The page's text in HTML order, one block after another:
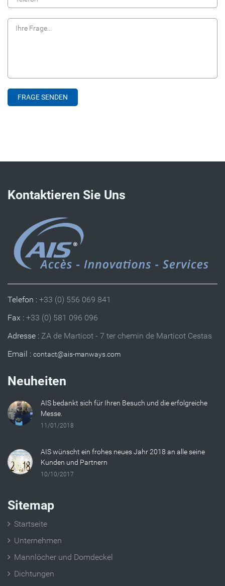
Kontaktieren Sie Uns
Telefon : +33 (0) 556 069 841
Fax : +33 (0) 581 096 096
Adresse : ZA de Marticot - 7 ter chemin de Marticot Cestas
Email :
Neuheiten
AIS bedankt sich für Ihren Besuch und die erfolgreiche
Messe.
11/01/2018
AIS wünscht ein frohes neues Jahr 2018 an alle seine
Kunden und Partnern
10/10/2017
Sitemap
Startseite
Unternehmen
Mannlöcher und Domdeckel
Dichtungen